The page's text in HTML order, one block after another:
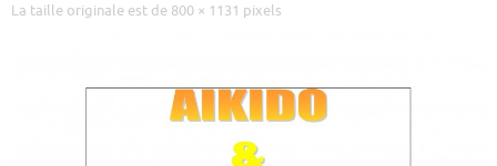
La taille originale est de 800 × 1131 pixels